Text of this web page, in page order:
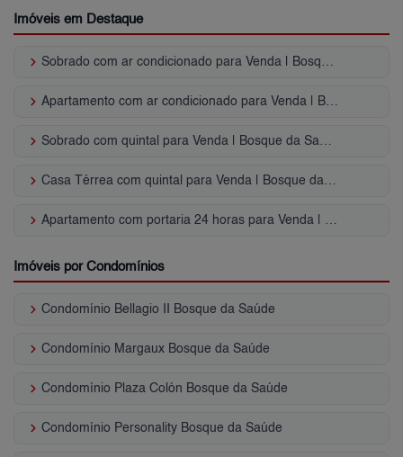
Imóveis em Destaque
keyboard_arrow_right Sobrado com ar condicionado para Venda | Bosque da Saúde
keyboard_arrow_right Apartamento com ar condicionado para Venda | Bosque da Saúde
keyboard_arrow_right Sobrado com quintal para Venda | Bosque da Saúde
keyboard_arrow_right Casa Térrea com quintal para Venda | Bosque da Saúde
keyboard_arrow_right Apartamento com portaria 24 horas para Venda | Bosque da Saúde
Imóveis por Condomínios
keyboard_arrow_right Condomínio Bellagio II Bosque da Saúde
keyboard_arrow_right Condomínio Margaux Bosque da Saúde
keyboard_arrow_right Condomínio Plaza Colón Bosque da Saúde
keyboard_arrow_right Condomínio Personality Bosque da Saúde